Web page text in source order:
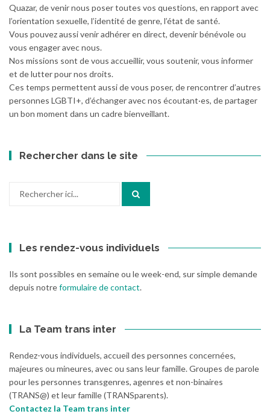
Quazar, de venir nous poser toutes vos questions, en rapport avec
l’orientation sexuelle, l’identité de genre, l’état de santé.
Vous pouvez aussi venir adhérer en direct, devenir bénévole ou
vous engager avec nous.
Nos missions sont de vous accueillir, vous soutenir, vous informer
et de lutter pour nos droits.
Ces temps permettent aussi de vous poser, de rencontrer d’autres
personnes LGBTI+, d’échanger avec nos écoutant·es, de partager
un bon moment dans un cadre bienveillant.
Rechercher dans le site
Les rendez-vous individuels
Ils sont possibles en semaine ou le week-end, sur simple demande
depuis notreformulaire de contact.
La Team trans inter
Rendez-vous individuels, accueil des personnes concernées,
majeures ou mineures, avec ou sans leur famille. Groupes de parole
pour les personnes transgenres, agenres et non-binaires
(TRANS@) et leur famille (TRANSparents).
Contactez la Team trans inter